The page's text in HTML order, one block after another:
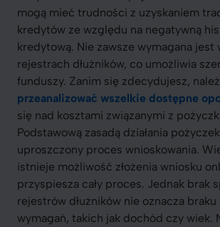
mogą mieć trudności z uzyskaniem
kredytów ze względu na negatywną
kredytową. Nie zawsze wymagana jest
rejestrach dłużników, co umożliwia
funduszy. Zanim się zdecydujesz,
przeanalizować wszelkie dostępne
się nad kosztami związanymi z
Podstawową zasadą działania
uproszczony proces wnioskowania.
istnieje możliwość złożenia wniosku
przyspiesza cały proces. Jednak brak
rejestrów dłużników nie oznacza braku
wymagań, takich jak dochód czy wiek.